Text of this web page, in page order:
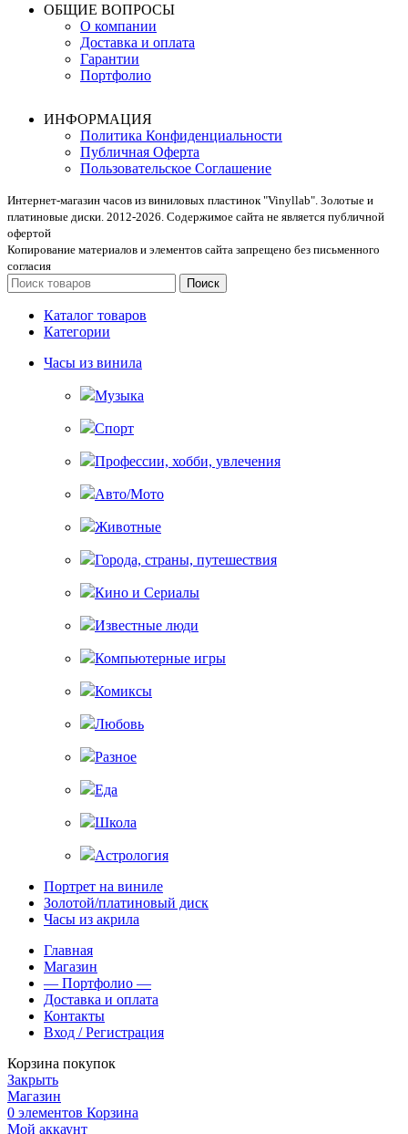
ОБЩИЕ ВОПРОСЫ
О компании
Доставка и оплата
Гарантии
Портфолио
ИНФОРМАЦИЯ
Политика Конфиденциальности
Публичная Оферта
Пользовательское Соглашение
Интернет-магазин часов из виниловых пластинок "Vinyllab". Золотые и
платиновые диски. 2012-2026. Содержимое сайта не является публичной
офертой
Копирование материалов и элементов сайта запрещено без письменного
согласия
Поиск
Каталог товаров
Категории
Часы из винила
Музыка
Спорт
Профессии, хобби, увлечения
Авто/Мото
Животные
Города, страны, путешествия
Кино и Сериалы
Известные люди
Компьютерные игры
Комиксы
Любовь
Разное
Еда
Школа
Астрология
Портрет на виниле
Золотой/платиновый диск
Часы из акрила
Главная
Магазин
— Портфолио —
Доставка и оплата
Контакты
Вход / Регистрация
Корзина покупок
Закрыть
Магазин
0 элементов Корзина
Мой аккаунт